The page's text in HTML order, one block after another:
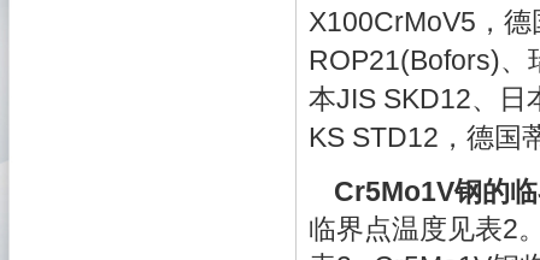
X100CrMoV5，
ROP21(Bofors)、
本JIS SKD12、日
KS STD12，德国
Cr5Mo1V钢的
临界点温度见表2